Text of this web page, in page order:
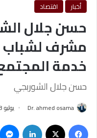
أخبار
اقتصاد
حسن جلال
مشرف لشباب
خدمة
حسن جلال الشوربجي
Dr. ahmed osama يوليو 28, 2025